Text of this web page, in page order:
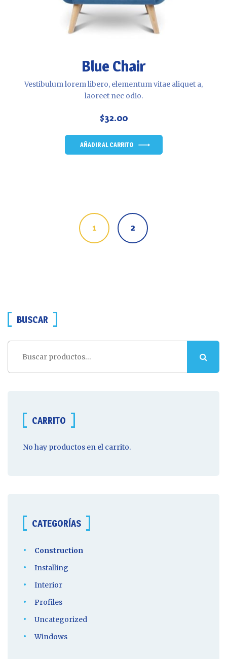
Blue Chair
Vestibulum lorem libero, elementum vitae aliquet a,
laoreet nec odio.
$32.00
AÑADIR AL CARRITO
1 2
BUSCAR
CARRITO
No hay productos en el carrito.
CATEGORÍAS
Construction
Installing
Interior
Profiles
Uncategorized
Windows